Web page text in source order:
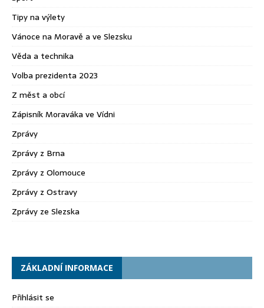
Tipy na výlety
Vánoce na Moravě a ve Slezsku
Věda a technika
Volba prezidenta 2023
Z měst a obcí
Zápisník Moraváka ve Vídni
Zprávy
Zprávy z Brna
Zprávy z Olomouce
Zprávy z Ostravy
Zprávy ze Slezska
ZÁKLADNÍ INFORMACE
Přihlásit se